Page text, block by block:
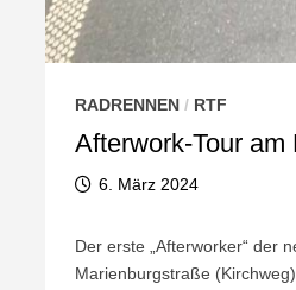
RADRENNEN / RTF
Afterwork-Tour am
6. März 2024
Der erste „Afterworker“ der
Marienburgstraße